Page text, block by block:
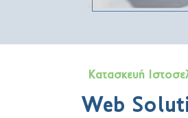
Κατασκευή
Web